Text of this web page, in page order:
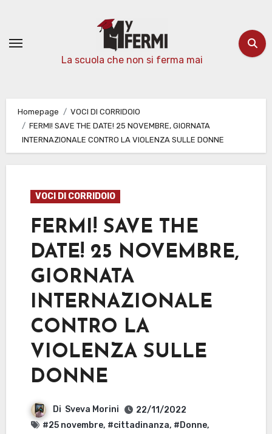
contenuto
La scuola che non si ferma mai
Homepage
VOCI DI CORRIDOIO
FERMI! SAVE THE DATE! 25 NOVEMBRE, GIORNATA
INTERNAZIONALE CONTRO LA VIOLENZA SULLE DONNE
VOCI DI CORRIDOIO
FERMI! SAVE THE
DATE! 25 NOVEMBRE,
GIORNATA
INTERNAZIONALE
CONTRO LA
VIOLENZA SULLE
DONNE
Di Sveva Morini
22/11/2022
#25 novembre, #cittadinanza, #Donne,